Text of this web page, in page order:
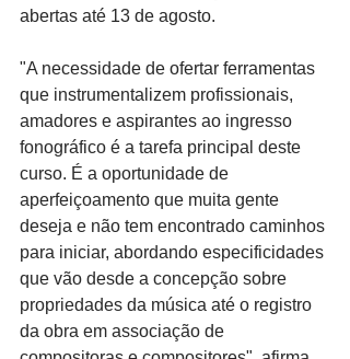
abertas até 13 de agosto.
"A necessidade de ofertar ferramentas
que instrumentalizem profissionais,
amadores e aspirantes ao ingresso
fonográfico é a tarefa principal deste
curso. É a oportunidade de
aperfeiçoamento que muita gente
deseja e não tem encontrado caminhos
para iniciar, abordando especificidades
que vão desde a concepção sobre
propriedades da música até o registro
da obra em associação de